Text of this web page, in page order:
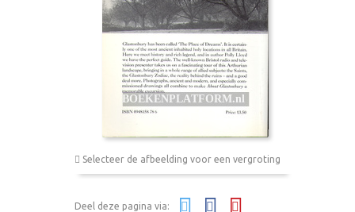
Selecteer de afbeelding voor een vergroting
Deel deze pagina via: